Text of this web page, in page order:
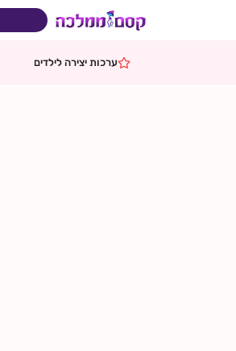
ערכות יצירה לילדים